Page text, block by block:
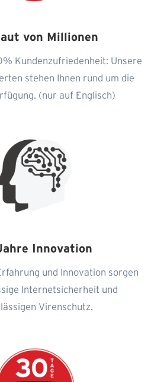
von Millionen
Kundenzufriedenheit: Unsere
stehen Ihnen rund um die
(nur auf Englisch)
Innovation
und Innovation sorgen
Internetsicherheit und
Virenschutz.